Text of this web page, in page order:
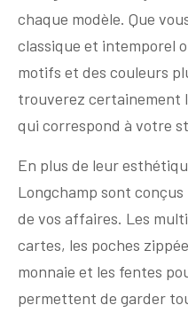
chaque modèle. Que
classique et intemporel
motifs et des couleurs
trouverez certainement
qui correspond à votre
En plus de leur
Longchamp sont
de vos affaires. Les
cartes, les poches
monnaie et les fentes
permettent de garder